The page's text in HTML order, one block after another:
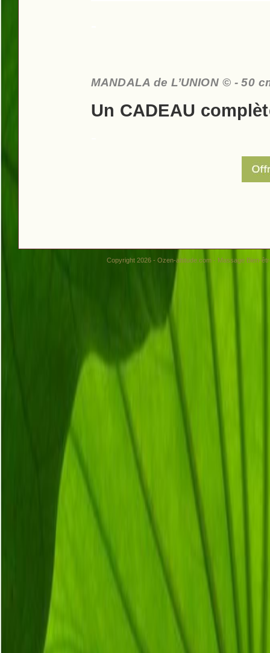
MANDALA de L’UNION ©- 50
Un CADEAU
Copyright 2026 - Ozen-attitude.com - Massage Bien-